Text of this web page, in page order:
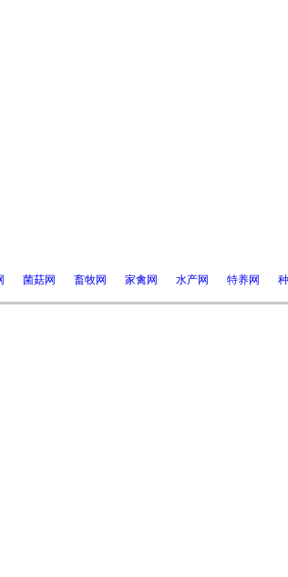
菌菇网 畜牧网 家禽网 水产网 特养网